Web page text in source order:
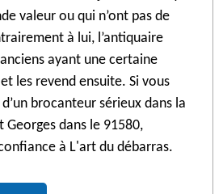
valeur ou qui n’ont pas de
à lui, l’antiquaire
ayant une certaine
les revend ensuite. Si vous
brocanteur sérieux dans la
Georges dans le 91580,
à L'art du débarras.